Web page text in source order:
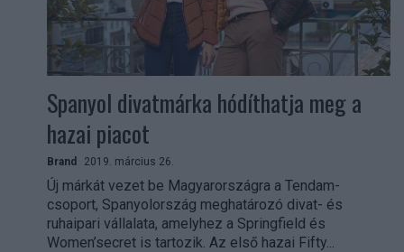
Spanyol divatmárka hódíthatja meg a
hazai piacot
Brand 2019. március 26.
Új márkát vezet be Magyarországra a Tendam-
csoport, Spanyolország meghatározó divat- és
ruhaipari vállalata, amelyhez a Springfield és
Women’secret is tartozik. Az első hazai Fifty...